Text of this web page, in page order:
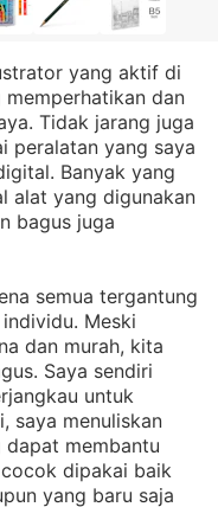
yang aktif di
dan
Tidak jarang juga
peralatan yang saya
Banyak yang
alat yang digunakan
bagus juga
semua tergantung
Meski
dan murah, kita
Saya sendiri
untuk
saya menuliskan
membantu
dipakai baik
yang baru saja